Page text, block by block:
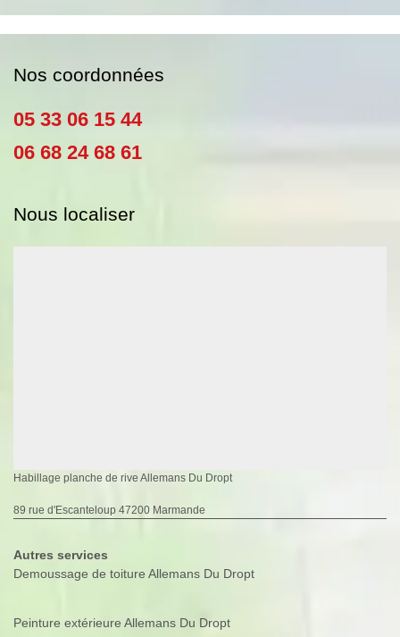
Nos coordonnées
05 33 06 15 44
06 68 24 68 61
Nous localiser
Habillage planche de rive Allemans Du Dropt
89 rue d'Escanteloup 47200 Marmande
Autres services
Demoussage de toiture Allemans Du Dropt
Peinture extérieure Allemans Du Dropt